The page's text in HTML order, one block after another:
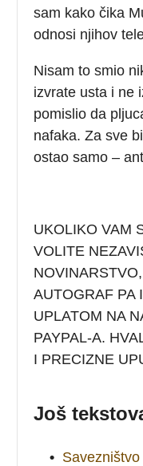
sam kako čika
odnosi njihov
Nisam to smio
izvrate usta i ne
pomislio da
nafaka. Za sve
ostao samo –
UKOLIKO VAM
VOLITE
AUTOGRAF PA
UPLATOM NA
PAYPAL-A.
I PRECIZNE
Još
•